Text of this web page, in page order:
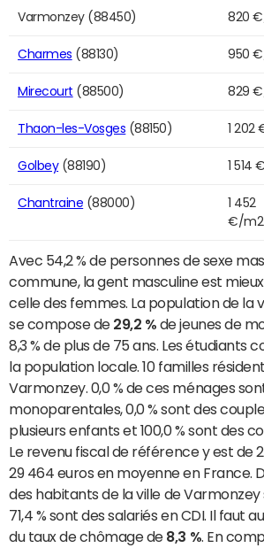
Varmonzey (88450) 820
Charmes (88130) 950
Mirecourt (88500) 829
Thaon-les-Vosges (88150) 1
Golbey(88190) 1
Chantraine (88000)
1 452
€/m2
Avec 54,2 % de personnes de sexe
commune, la gent masculine est
celle des femmes. La population de la
se compose de 29,2 % de jeunes de
8,3 % de plus de 75 ans. Les étudiants
la population locale. 10 familles
Varmonzey. 0,0 % de ces ménages
monoparentales, 0,0 % sont des
plusieurs enfants et 100,0 % sont des
Le revenu fiscal de référence y est de
29 464 euros en moyenne en France.
des habitants de la ville de
71,4 % sont des salariés en CDI. Il faut
du taux de chômage de 8,3 % . En